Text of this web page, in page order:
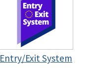
Entry/Exit System